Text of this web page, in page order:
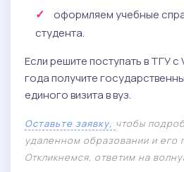
оформляем учебные
студента.
Если решите поступать в ТГУ
года получите
единого визита в вуз.
Оставьте заявку, чтобы
удаленном образовании и его
Откликнемся, ответим на